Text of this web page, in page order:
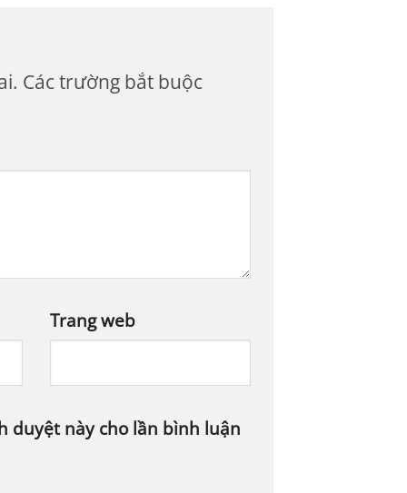
Các trường bắt buộc
Trang web
duyệt này cho lần bình luận